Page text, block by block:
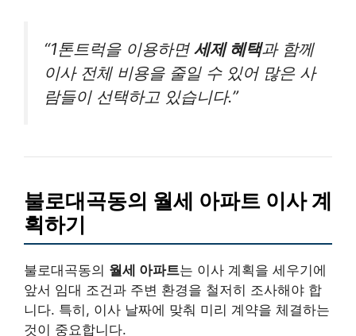
“1톤트럭을 이용하면 세제 혜택과 함께
이사 전체 비용을 줄일 수 있어 많은 사
람들이 선택하고 있습니다.”
불로대곡동의 월세 아파트 이사 계
획하기
불로대곡동의 월세 아파트는 이사 계획을 세우기에
앞서 임대 조건과 주변 환경을 철저히 조사해야 합
니다. 특히, 이사 날짜에 맞춰 미리 계약을 체결하는
것이 중요합니다.